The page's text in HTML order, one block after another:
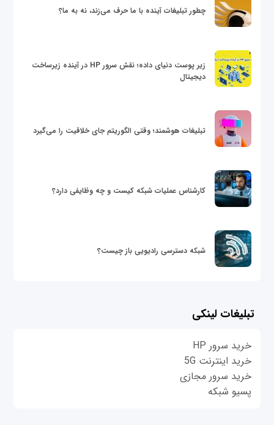
چطور تبلیغات آینده با ما حرف می‌زند، نه به ما؟
زیر پوست دنیای داده؛ نقش سرور HP در آینده زیرساخت
دیجیتال
تبلیغات هوشمند؛ وقتی الگوریتم جای خلاقیت را می‌گیرد
کارشناس عملیات شبکه کیست و چه وظایفی دارد؟
شبکه دسترسی رادیویی باز چیست؟
تبلیغات لینکی
خرید سرور HP
خرید اینترنت 5G
خرید سرور مجازی
پسیو شبکه